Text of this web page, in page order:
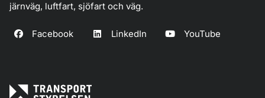
järnväg, luftfart, sjöfart och väg.
Facebook LinkedIn YouTube